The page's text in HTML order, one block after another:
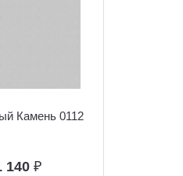
Камень 0112
140 ₽